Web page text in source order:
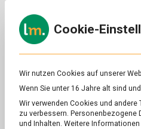
to
content
Cookie-
Wir nutzen Cookies auf unserer
Wenn Sie unter 16 Jahre alt sind
Wir verwenden Cookies und
zu verbessern. Personenbezogene
und Inhalten. Weitere Informationen